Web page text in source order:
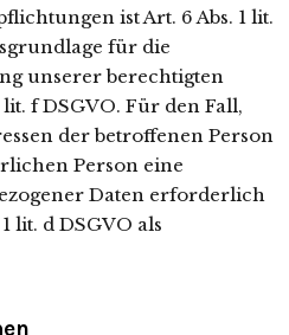
ist Art. 6 Abs. 1 lit.
für die
unserer berechtigten
lit. f DSGVO. Für den Fall,
der betroffenen Person
Person eine
Daten erforderlich
lit. d DSGVO als